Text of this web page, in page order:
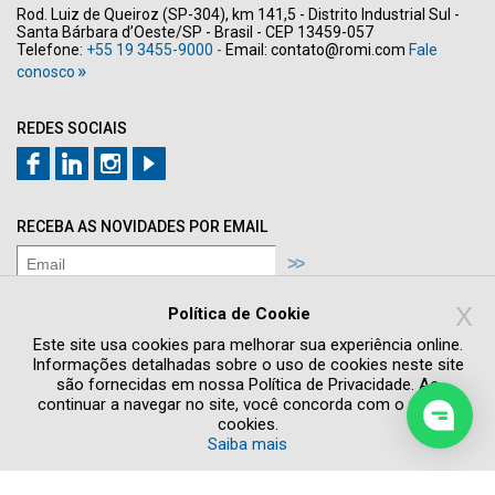
REDES SOCIAIS
Rod. Luiz de Queiroz (SP-304), km 141,5 - Distrito Industrial Sul -
Santa Bárbara d’Oeste/SP - Brasil - CEP 13459-057
Telefone: +55 19 3455-9000 - Email: contato@romi.com Fale
conosco
RECEBA AS NOVIDADES POR EMAIL
Quero receber novidades e promoções
Política de Cookie X
Este site usa cookies para melhorar sua experiência online.
Informações detalhadas sobre o uso de cookies neste site
são fornecidas em nossa Política de Privacidade. Ao
continuar a navegar no site, você concorda com o uso de
cookies.
Saiba mais